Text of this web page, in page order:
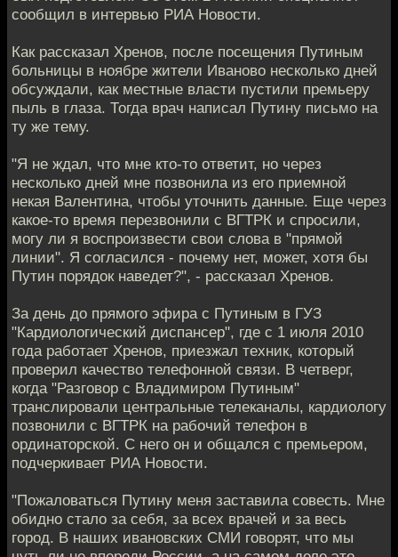
сообщил в интервью РИА Новости.
Как рассказал Хренов, после посещения Путиным
больницы в ноябре жители Иваново несколько дней
обсуждали, как местные власти пустили премьеру
пыль в глаза. Тогда врач написал Путину письмо на
ту же тему.
"Я не ждал, что мне кто-то ответит, но через
несколько дней мне позвонила из его приемной
некая Валентина, чтобы уточнить данные. Еще через
какое-то время перезвонили с ВГТРК и спросили,
могу ли я воспроизвести свои слова в "прямой
линии". Я согласился - почему нет, может, хотя бы
Путин порядок наведет?", - рассказал Хренов.
За день до прямого эфира с Путиным в ГУЗ
"Кардиологический диспансер", где с 1 июля 2010
года работает Хренов, приезжал техник, который
проверил качество телефонной связи. В четверг,
когда "Разговор с Владимиром Путиным"
транслировали центральные телеканалы, кардиологу
позвонили с ВГТРК на рабочий телефон в
ординаторской. С него он и общался с премьером,
подчеркивает РИА Новости.
"Пожаловаться Путину меня заставила совесть. Мне
обидно стало за себя, за всех врачей и за весь
город. В наших ивановских СМИ говорят, что мы